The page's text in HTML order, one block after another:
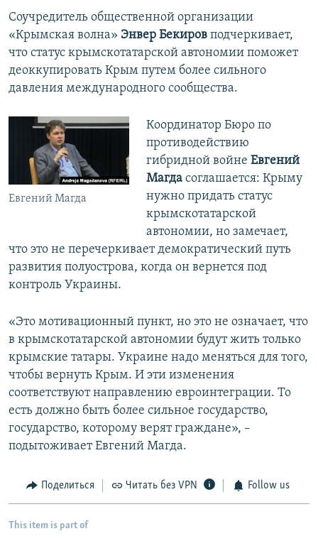
Соучредитель общественной организации
«Крымская волна» Энвер Бекиров подчеркивает,
что статус крымскотатарской автономии поможет
деоккупировать Крым путем более сильного
давления международного сообщества.
Евгений Магда
Координатор Бюро по
противодействию
гибридной войне Евгений
Магдасоглашается: Крыму
нужно придать статус
крымскотатарской
автономии, но замечает,
что это не перечеркивает демократический путь
развития полуострова, когда он вернется под
контроль Украины.
«Это мотивационный пункт, но это не означает, что
в крымскотатарской автономии будут жить только
крымские татары. Украине надо меняться для того,
чтобы вернуть Крым. И эти изменения
соответствуют направлению евроинтеграции. То
есть должно быть более сильное государство,
государство, которому верят граждане», –
подытоживает Евгений Магда.
Поделиться Читать без VPN Follow us
This item is part of